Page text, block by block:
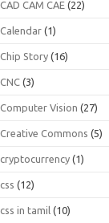
CAD CAM CAE (22)
Calendar (1)
Chip Story (16)
CNC (3)
Computer Vision (27)
Creative Commons (5)
cryptocurrency (1)
css (12)
css in tamil (10)